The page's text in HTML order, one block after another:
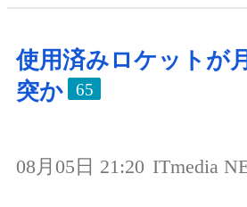
使用済みロケットが
突か
65
08月05日 21:20 ITmedia